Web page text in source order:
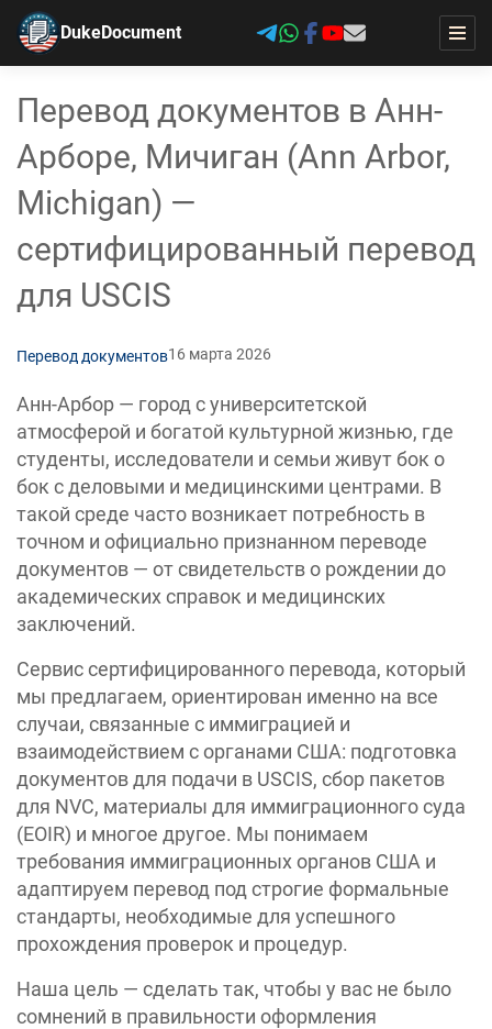
DukeDocument
Перевод документов в Анн-
Арборе, Мичиган (Ann Arbor,
Michigan) —
сертифицированный перевод
для USCIS
Перевод документов16 марта 2026
Анн-Арбор — город с университетской
атмосферой и богатой культурной жизнью, где
студенты, исследователи и семьи живут бок о
бок с деловыми и медицинскими центрами. В
такой среде часто возникает потребность в
точном и официально признанном переводе
документов — от свидетельств о рождении до
академических справок и медицинских
заключений.
Сервис сертифицированного перевода, который
мы предлагаем, ориентирован именно на все
случаи, связанные с иммиграцией и
взаимодействием с органами США: подготовка
документов для подачи в USCIS, сбор пакетов
для NVC, материалы для иммиграционного суда
(EOIR) и многое другое. Мы понимаем
требования иммиграционных органов США и
адаптируем перевод под строгие формальные
стандарты, необходимые для успешного
прохождения проверок и процедур.
Наша цель — сделать так, чтобы у вас не было
сомнений в правильности оформления